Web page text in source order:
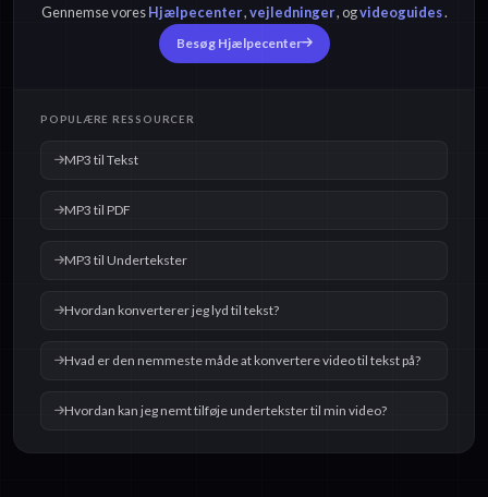
Gennemse voresHjælpecenter,vejledninger, ogvideoguides.
Besøg Hjælpecenter
POPULÆRE RESSOURCER
MP3 til Tekst
MP3 til PDF
MP3 til Undertekster
Hvordan konverterer jeg lyd til tekst?
Hvad er den nemmeste måde at konvertere video til tekst på?
Hvordan kan jeg nemt tilføje undertekster til min video?